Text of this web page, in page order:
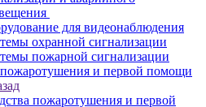
для видеонаблюдения
охранной сигнализации
пожарной сигнализации
пожаротушения и первой помощи
пожаротушения и первой